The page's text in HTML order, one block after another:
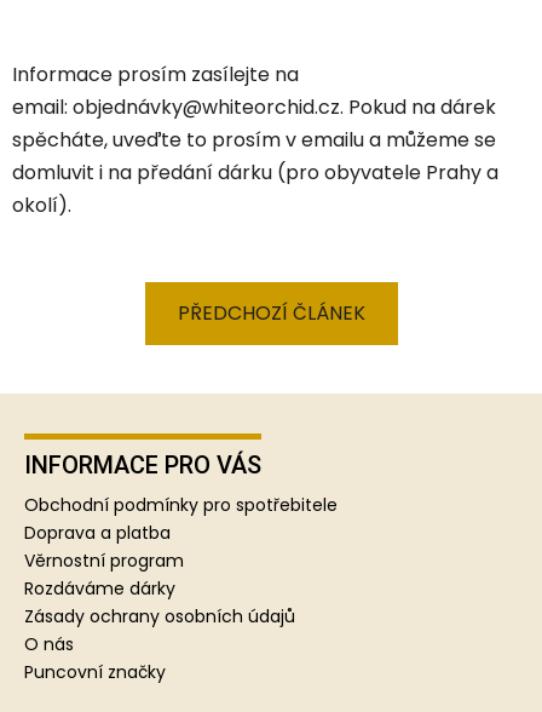
Informace prosím zasílejte na
email: objednávky@whiteorchid.cz. Pokud na dárek
spěcháte, uveďte to prosím v emailu a můžeme se
domluvit i na předání dárku (pro obyvatele Prahy a
okolí).
PŘEDCHOZÍ ČLÁNEK
Z
INFORMACE PRO VÁS
Obchodní podmínky pro spotřebitele
Doprava a platba
Věrnostní program
Rozdáváme dárky
Zásady ochrany osobních údajů
O nás
Puncovní značky